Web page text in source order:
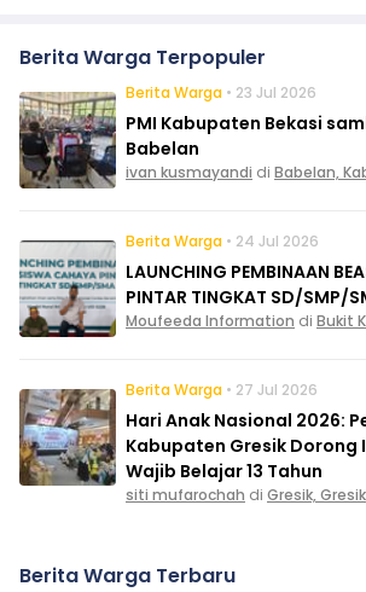
Berita Warga Terpopuler
Berita Warga • 23 Jul 2026
PMI Kabupaten Bekasi
Babelan
ivan kusmayandi di Babelan,
Berita Warga • 24 Jul 2026
LAUNCHING PEMBINAAN
PINTAR TINGKAT SD/SMP/
Moufeeda Information di Bukit
Berita Warga • 27 Jul 2026
Hari Anak Nasional 2026:
Kabupaten Gresik Dorong
Wajib Belajar 13 Tahun
siti mufarochah di Gresik, Gresik
Berita Warga Terbaru